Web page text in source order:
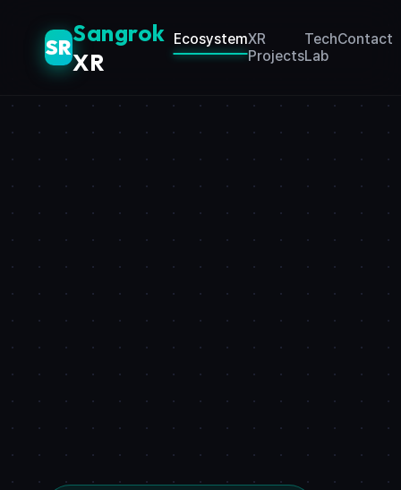
SRSangrok
XR
EcosystemXR
Projects
Tech
Lab
Contact